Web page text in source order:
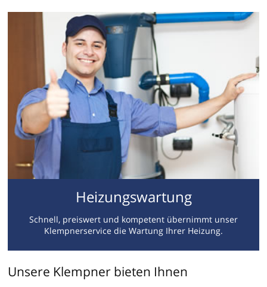
Heizungswartung
Schnell, preiswert und kompetent übernimmt unser
Klempnerservice die Wartung Ihrer Heizung.
Unsere Klempner bieten Ihnen